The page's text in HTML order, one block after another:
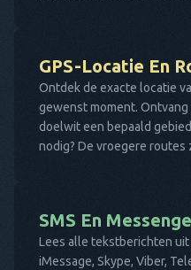
GPS-Locatie En
Ontdek de exacte locatie
gewenst moment.
doelwit een bepaald
nodig? De vroegere routes
SMS En
Lees alle tekstberichten
iMessage, Skype, Viber,